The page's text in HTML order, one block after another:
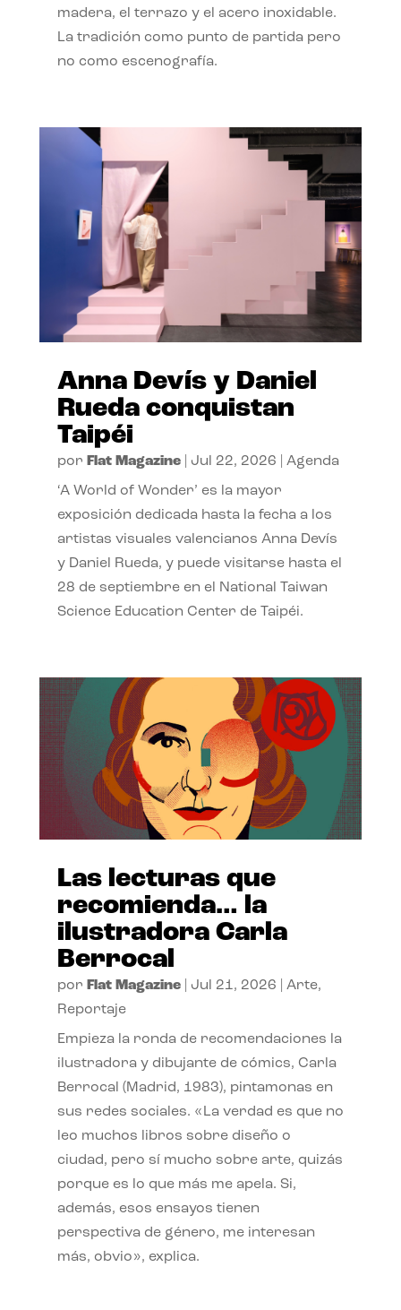
madera, el terrazo y el acero inoxidable.
La tradición como punto de partida pero
no como escenografía.
Anna Devís y Daniel
Rueda conquistan
Taipéi
por Flat Magazine| Jul 22, 2026 Agenda
‘A World of Wonder’ es la mayor
exposición dedicada hasta la fecha a los
artistas visuales valencianos Anna Devís
y Daniel Rueda, y puede visitarse hasta el
28 de septiembre en el National Taiwan
Science Education Center de Taipéi.
Las lecturas que
recomienda… la
ilustradora Carla
Berrocal
por Flat Magazine| Jul 21, 2026 Arte,
Reportaje
Empieza la ronda de recomendaciones la
ilustradora y dibujante de cómics, Carla
Berrocal (Madrid, 1983), pintamonas en
sus redes sociales. «La verdad es que no
leo muchos libros sobre diseño o
ciudad, pero sí mucho sobre arte, quizás
porque es lo que más me apela. Si,
además, esos ensayos tienen
perspectiva de género, me interesan
más, obvio», explica.